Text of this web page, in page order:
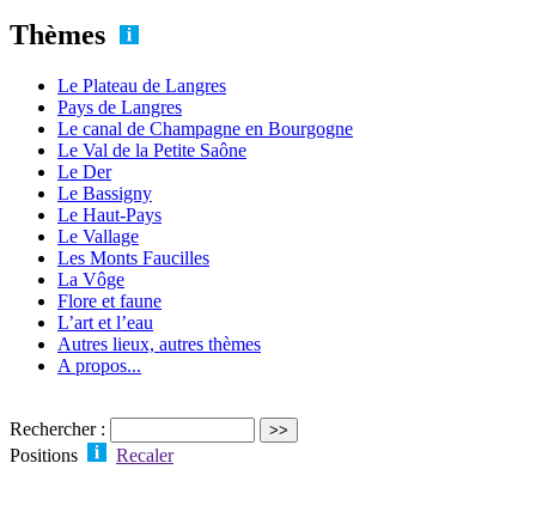
Thèmes
Le Plateau de Langres
Pays de Langres
Le canal de Champagne en Bourgogne
Le Val de la Petite Saône
Le Der
Le Bassigny
Le Haut-Pays
Le Vallage
Les Monts Faucilles
La Vôge
Flore et faune
L’art et l’eau
Autres lieux, autres thèmes
A propos...
Rechercher :
Positions
Recaler